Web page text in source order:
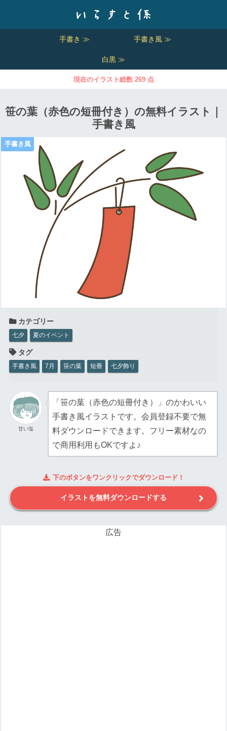
手書き ≫ 手書き風 ≫
白黒 ≫
現在のイラスト総数 269 点
笹の葉（赤色の短冊付き）の無料イラスト｜
手書き風
七夕 夏のイベント
手書き風 7月 笹の葉 短冊 七夕飾り
甘い塩
「笹の葉（赤色の短冊付き）」のかわいい
手書き風イラストです。会員登録不要で無
料ダウンロードできます。フリー素材なの
で商用利用もOKですよ♪
下のボタンをワンクリックでダウンロード！
イラストを無料ダウンロードする
広告